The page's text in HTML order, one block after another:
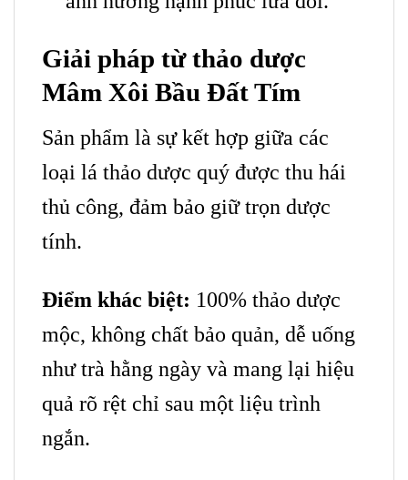
Giải pháp từ thảo dược
Mâm Xôi Bầu Đất Tím
Sản phẩm là sự kết hợp giữa các
loại lá thảo dược quý được thu hái
thủ công, đảm bảo giữ trọn dược
tính.
Điểm khác biệt: 100% thảo dược
mộc, không chất bảo quản, dễ uống
như trà hằng ngày và mang lại hiệu
quả rõ rệt chỉ sau một liệu trình
ngắn.